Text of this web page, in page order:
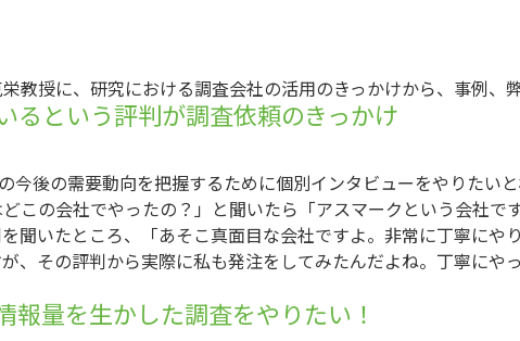
授に、研究における調査会社の活用のきっかけから、事例、
るという評判が調査依頼のきっかけ
後の需要動向を把握するために個別インタビューをやりたい
この会社でやったの？」と聞いたら「アスマークという会社で
いたところ、「あそこ真面目な会社ですよ。非常に丁寧にや
その評判から実際に私も発注をしてみたんだよね。丁寧にや
報量を生かした調査をやりたい！